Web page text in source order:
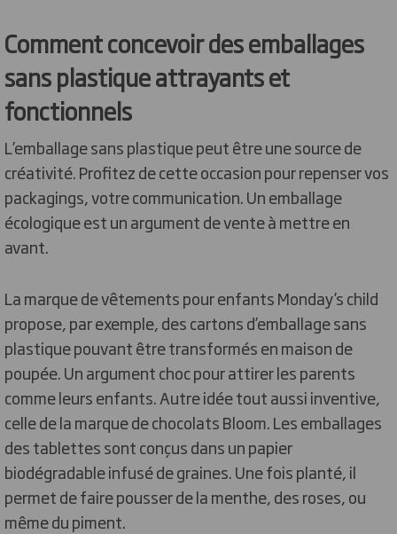
Comment concevoir des emballages
sans plastique attrayants et
fonctionnels
L’emballage sans plastique peut être une source de
créativité. Profitez de cette occasion pour repenser vos
packagings, votre communication. Un emballage
écologique est un argument de vente à mettre en
avant.
La marque de vêtements pour enfants Monday’s child
propose, par exemple, des cartons d’emballage sans
plastique pouvant être transformés en maison de
poupée. Un argument choc pour attirer les parents
comme leurs enfants. Autre idée tout aussi inventive,
celle de la marque de chocolats Bloom. Les emballages
des tablettes sont conçus dans un papier
biodégradable infusé de graines. Une fois planté, il
permet de faire pousser de la menthe, des roses, ou
même du piment.